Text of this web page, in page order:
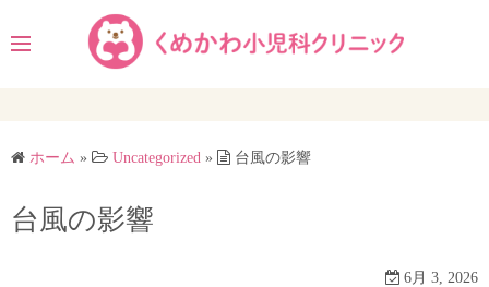
ン
へ
キ
ホーム » Uncategorized » 台風の影響
台風の影響
6月 3, 2026